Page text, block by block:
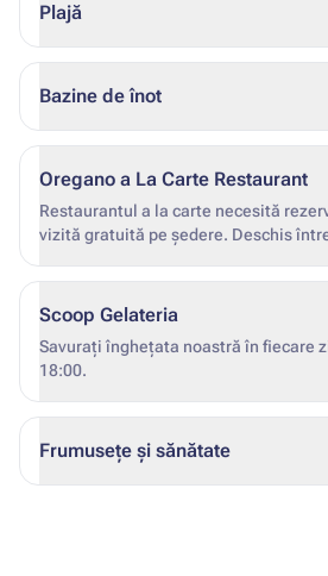
Plajă
Bazine de înot
Oregano a La Carte Restaurant
Restaurantul a la carte necesită
vizită gratuită pe ședere. Deschis
Scoop Gelateria
Savurați înghețata noastră în fiecare
18:00.
Frumusețe și sănătate